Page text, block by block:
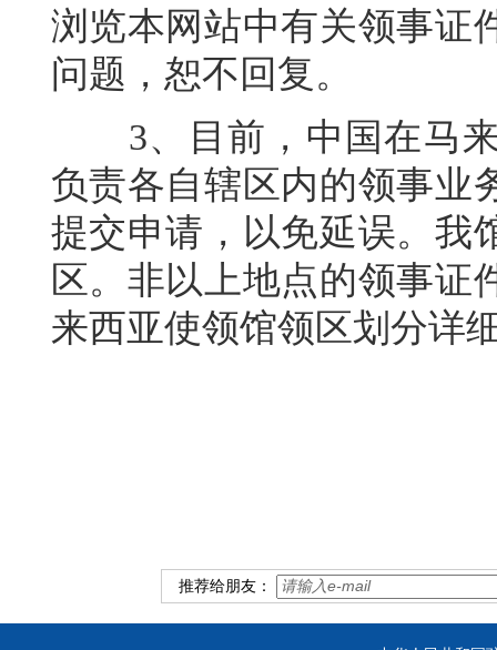
浏览本网站中有关领事证
问题，恕不回复。
3、目前，中国在马来
负责各自辖区内的领事业
提交申请，以免延误。我
区。非以上地点的领事证
来西亚使领馆领区划分详
推荐给朋友：